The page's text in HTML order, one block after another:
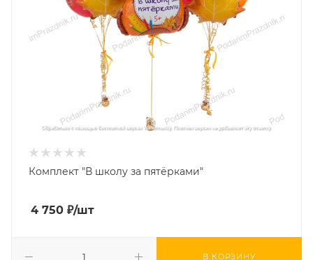
Комплект "В школу за пятёрками"
4 750 ₽/шт
В КОРЗИНУ